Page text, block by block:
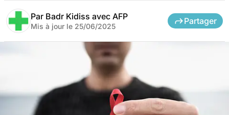
Par Badr Kidiss avec AFP
Mis à jour le 25/06/2025
Partager